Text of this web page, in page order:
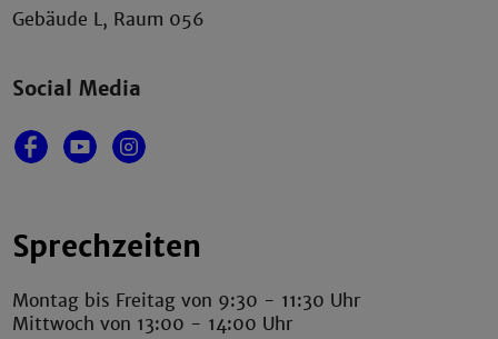
Gebäude L, Raum 056
Social Media
Sprechzeiten
Montag bis Freitag von 9:30 - 11:30 Uhr
Mittwoch von 13:00 - 14:00 Uhr